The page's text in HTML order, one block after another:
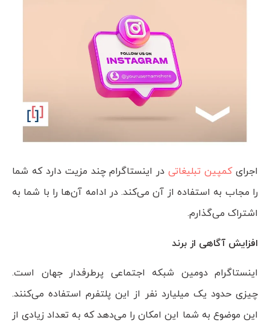
اجرایکمپین تبلیغاتیدر اینستاگرام چند مزیت دارد که شما
را مجاب به استفاده از آن می‌کند. در ادامه آن‌ها را با شما به
اشتراک می‌گذارم.
افزایش آگاهی از برند
اینستاگرام دومین شبکه اجتماعی پرطرفدار جهان است.
چیزی حدود یک میلیارد نفر از این پلتفرم استفاده می‌کنند.
این موضوع به شما این امکان را می‌دهد که به تعداد زیادی از